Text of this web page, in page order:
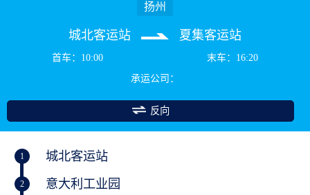
扬州
城北客运站 夏集客运站
首车：10:00
末车：16:20
承运公司：
反向
1 城北客运站
2 意大利工业园